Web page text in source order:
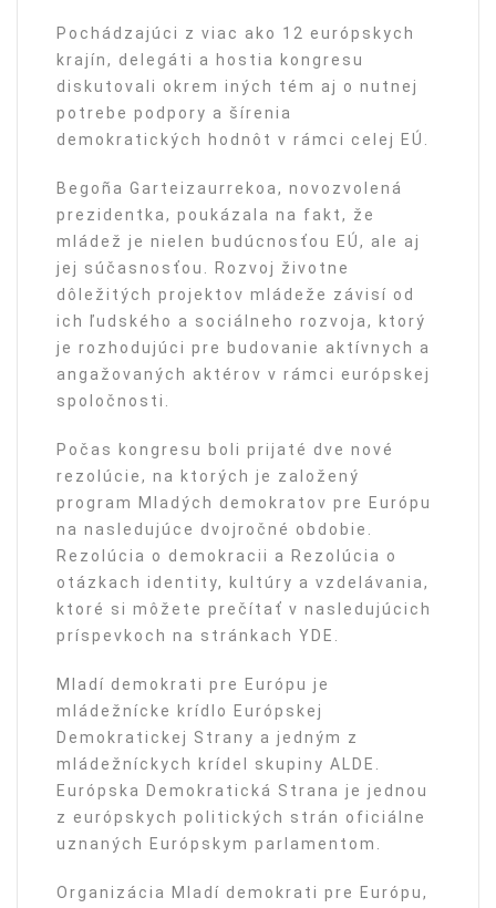
Pochádzajúci z viac ako 12 európskych
krajín, delegáti a hostia kongresu
diskutovali okrem iných tém aj o nutnej
potrebe podpory a šírenia
demokratických hodnôt v rámci celej EÚ.
Begoña Garteizaurrekoa, novozvolená
prezidentka, poukázala na fakt, že
mládež je nielen budúcnosťou EÚ, ale aj
jej súčasnosťou. Rozvoj životne
dôležitých projektov mládeže závisí od
ich ľudského a sociálneho rozvoja, ktorý
je rozhodujúci pre budovanie aktívnych a
angažovaných aktérov v rámci európskej
spoločnosti.
Počas kongresu boli prijaté dve nové
rezolúcie, na ktorých je založený
program Mladých demokratov pre Európu
na nasledujúce dvojročné obdobie.
Rezolúcia o demokracii a Rezolúcia o
otázkach identity, kultúry a vzdelávania,
ktoré si môžete prečítať v nasledujúcich
príspevkoch na stránkach YDE.
Mladí demokrati pre Európu je
mládežnícke krídlo Európskej
Demokratickej Strany a jedným z
mládežníckych krídel skupiny ALDE.
Európska Demokratická Strana je jednou
z európskych politických strán oficiálne
uznaných Európskym parlamentom.
Organizácia Mladí demokrati pre Európu,